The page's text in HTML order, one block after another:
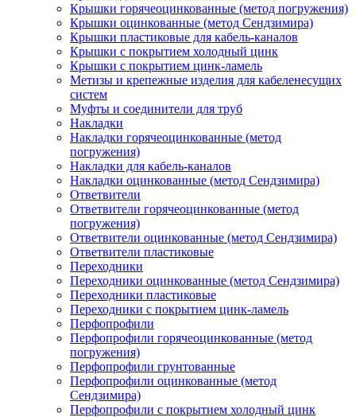
Крышки горячеоцинкованные (метод погружения)
Крышки оцинкованные (метод Сендзимира)
Крышки пластиковые для кабель-каналов
Крышки с покрытием холодный цинк
Крышки с покрытием цинк-ламель
Метизы и крепежные изделия для кабеленесущих
систем
Муфты и соединители для труб
Накладки
Накладки горячеоцинкованные (метод
погружения)
Накладки для кабель-каналов
Накладки оцинкованные (метод Сендзимира)
Ответвители
Ответвители горячеоцинкованные (метод
погружения)
Ответвители оцинкованные (метод Сендзимира)
Ответвители пластиковые
Переходники
Переходники оцинкованные (метод Сендзимира)
Переходники пластиковые
Переходники с покрытием цинк-ламель
Перфопрофили
Перфопрофили горячеоцинкованные (метод
погружения)
Перфопрофили грунтованные
Перфопрофили оцинкованные (метод
Сендзимира)
Перфопрофили с покрытием холодный цинк